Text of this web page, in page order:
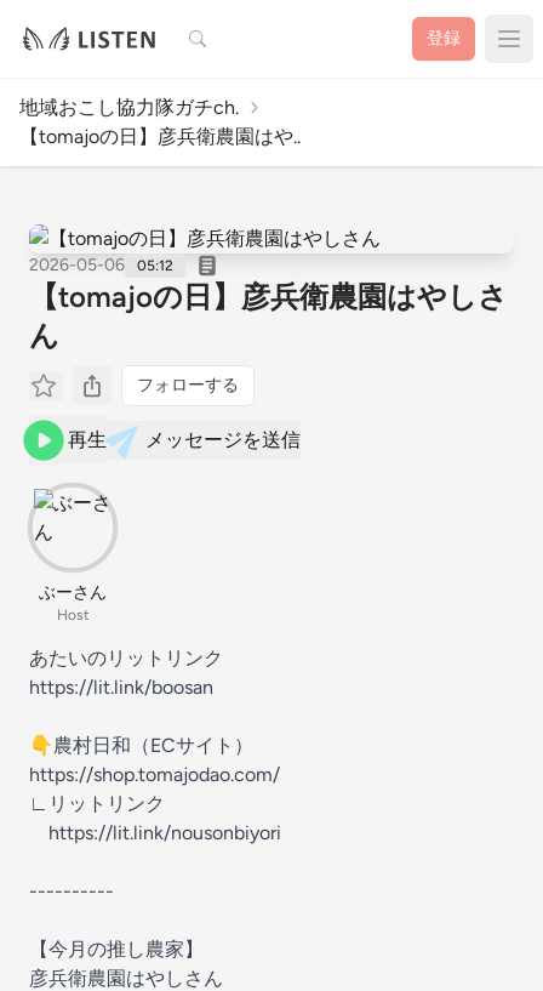
検索 登録
地域おこし協力隊ガチch.
【tomajoの日】彦兵衛農園はや..
2026-05-06 05:12
【tomajoの日】彦兵衛農園はやしさ
ん
フォローする
再生 メッセージを送信
ぶーさん
Host
あたいのリットリンク
https://lit.link/boosan
👇農村日和（ECサイト）
https://shop.tomajodao.com/
∟リットリンク
https://lit.link/nousonbiyori
----------
【今月の推し農家】
彦兵衛農園はやしさん